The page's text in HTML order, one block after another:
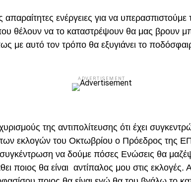
απαραίτητες ενέργειες για να
θέλουν να το καταστρέψουν θα μας βρουν
με αυτό τον τρόπο θα εξυγιάνει το
ADVERTISEMENT
της αντιπολίτευσης ότι έχει
εκλογών του Οκτωβρίου ο Πρόεδρος της
συγκέντρωση να δούμε πόσες Ενώσεις θα
ποιος θα είναι αντίπαλος μου στις